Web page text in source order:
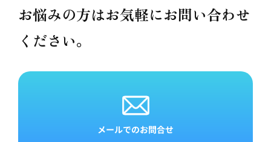
お悩みの方はお気軽にお問い合わせ
ください。
メールでのお問合せ